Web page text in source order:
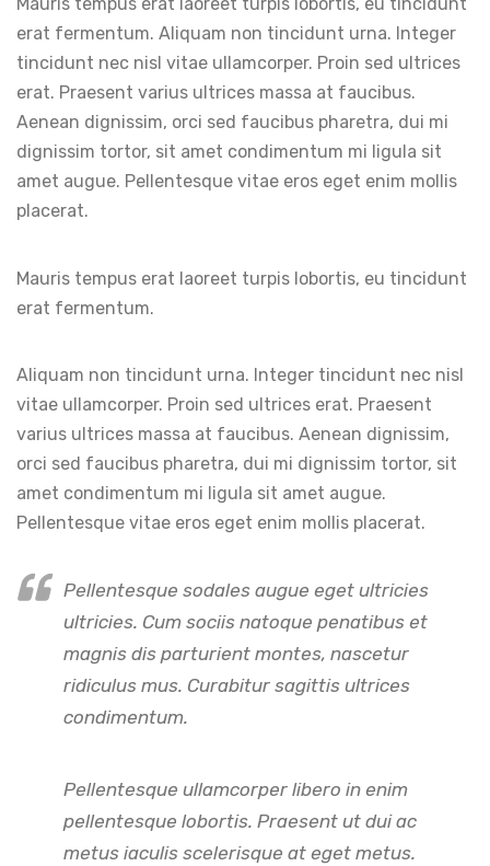
Mauris tempus erat laoreet turpis lobortis, eu tincidunt
erat fermentum. Aliquam non tincidunt urna. Integer
tincidunt nec nisl vitae ullamcorper. Proin sed ultrices
erat. Praesent varius ultrices massa at faucibus.
Aenean dignissim, orci sed faucibus pharetra, dui mi
dignissim tortor, sit amet condimentum mi ligula sit
amet augue. Pellentesque vitae eros eget enim mollis
placerat.
Mauris tempus erat laoreet turpis lobortis, eu tincidunt
erat fermentum.
Aliquam non tincidunt urna. Integer tincidunt nec nisl
vitae ullamcorper. Proin sed ultrices erat. Praesent
varius ultrices massa at faucibus. Aenean dignissim,
orci sed faucibus pharetra, dui mi dignissim tortor, sit
amet condimentum mi ligula sit amet augue.
Pellentesque vitae eros eget enim mollis placerat.
Pellentesque sodales augue eget ultricies
ultricies. Cum sociis natoque penatibus et
magnis dis parturient montes, nascetur
ridiculus mus. Curabitur sagittis ultrices
condimentum.
Pellentesque ullamcorper libero in enim
pellentesque lobortis. Praesent ut dui ac
metus iaculis scelerisque at eget metus.